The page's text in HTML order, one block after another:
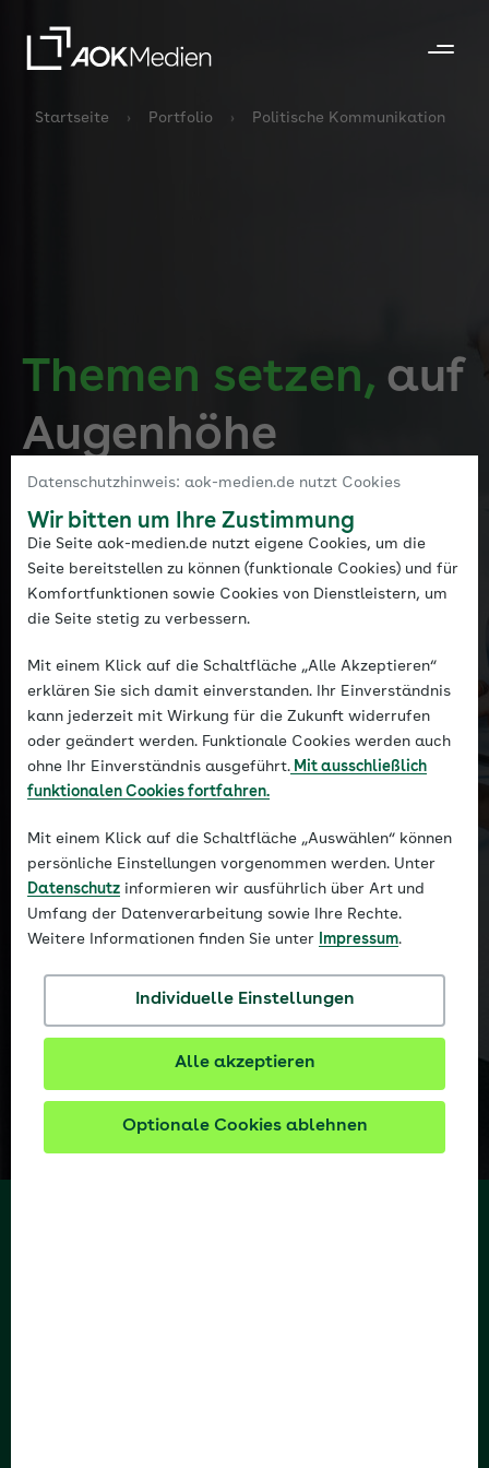
Startseite Portfolio Politische Kommunikation
Themen setzen, auf
Augenhöhe
kommunizieren
Storytelling-Formate
Journalistisch konzipierte Medien:
Kommunikation mit glaubwürdigen und
wissenschaftlich fundierten Inhalten
Strategische Themenentwicklung und
Unterstützung beim Agenda-Setting
Stakeholder-Kommunikation:
Zielgerichtete Ansprache von Politik,
Institutionen und Öffentlichkeit
Krisenkommunikation: aktive und reaktive
Strategien für herausfordernde Situationen
Konzeption und Content-Erstellung im
Presse-Politik-Portal
Geschäfts- und Jahresberichte
Fachpublikationen für Expertenkreise
Datenschutzhinweis: aok-medien.de nutzt Cookies
Wir bitten um Ihre Zustimmung
Die Seite aok-medien.de nutzt eigene Cookies, um die
Seite bereitstellen zu können (funktionale Cookies) und für
Komfortfunktionen sowie Cookies von Dienstleistern, um
die Seite stetig zu verbessern.
Mit einem Klick auf die Schaltfläche „Alle Akzeptieren“
erklären Sie sich damit einverstanden. Ihr Einverständnis
kann jederzeit mit Wirkung für die Zukunft widerrufen
oder geändert werden. Funktionale Cookies werden auch
ohne Ihr Einverständnis ausgeführt. Mit ausschließlich
funktionalen Cookies fortfahren.
Mit einem Klick auf die Schaltfläche „Auswählen“ können
persönliche Einstellungen vorgenommen werden. Unter
Datenschutz informieren wir ausführlich über Art und
Umfang der Datenverarbeitung sowie Ihre Rechte.
Weitere Informationen finden Sie unter
Impressum.
Individuelle Einstellungen
Alle akzeptieren
Optionale Cookies ablehnen